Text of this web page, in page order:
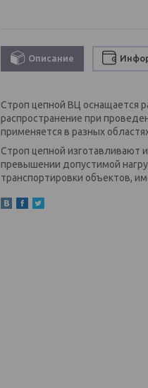
Описание
Строп цепной ВЦ оснащается
распространение при
применяется в разных
Строп цепной изготавливают
превышении допустимой
транспортировки объектов,